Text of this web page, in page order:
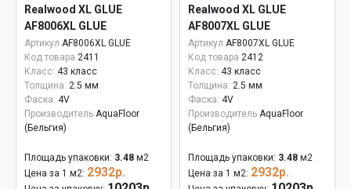
Realwood XL GLUE
AF8006XL GLUE
Артикул AF8006XL GLUE
Код товара 2411
Класс: 43 класс
Толщина: 2.5 мм
Фаска: 4V
Производитель AquaFloor
(Бельгия)
Площадь упаковки: 3.48 м2
Цена за 1 м2: 2932р.
Realwood XL GLUE
AF8007XL GLUE
Артикул AF8007XL GLUE
Код товара 2412
Класс: 43 класс
Толщина: 2.5 мм
Фаска: 4V
Производитель AquaFloor
(Бельгия)
Площадь упаковки: 3.48 м2
Цена за 1 м2: 2932р.